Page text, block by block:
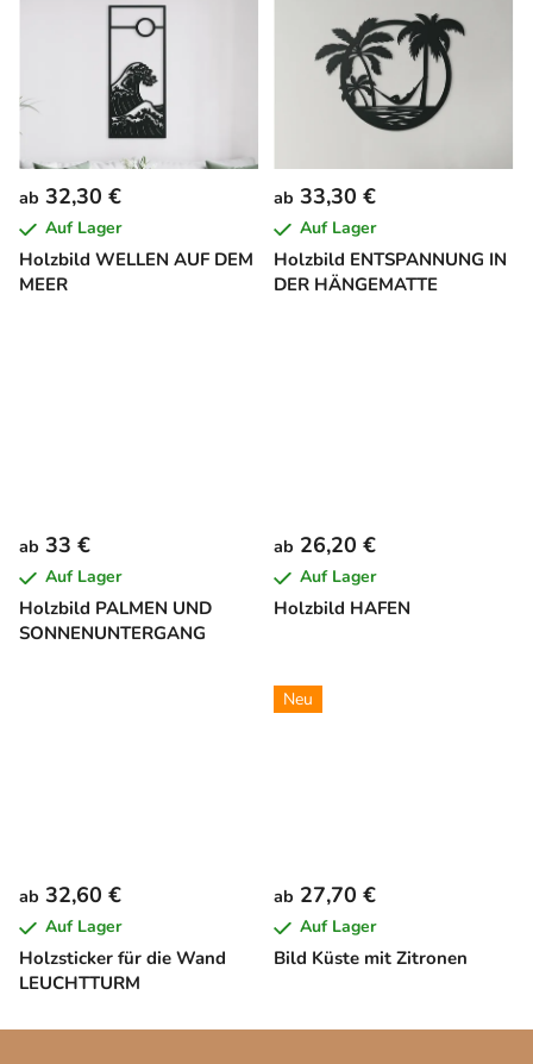
Holzbild WELLEN AUF DEM
MEER
ab 32,30 €
Auf Lager
Holzbild ENTSPANNUNG IN
DER HÄNGEMATTE
ab 33,30 €
Auf Lager
Holzbild PALMEN UND
SONNENUNTERGANG
ab 33 €
Auf Lager
Holzbild HAFEN
ab 26,20 €
Auf Lager
Holzsticker für die Wand
LEUCHTTURM
ab 32,60 €
Auf Lager
Neu
Bild Küste mit Zitronen
ab 27,70 €
Auf Lager